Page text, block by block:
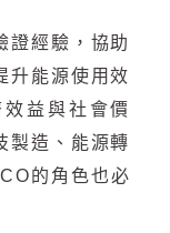
證經驗，協助
升能源使用效
益與社會價
製造、能源轉
的角色也必